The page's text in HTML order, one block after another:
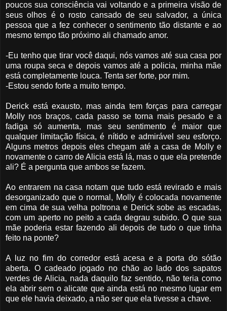
poucos sua consciência vai voltando e a primeira visão de
seus olhos é o rosto cansado de seu salvador, a única
pessoa que a fez conhecer o sentimento tão distante e ao
mesmo tempo tão próximo ali chamado amor.
-Eu tenho que tirar você daqui, nós vamos até sua casa por
uma roupa seca e depois vamos até a policia, minha mãe
está completamente louca. Tenta ser forte, por mim.
-Estou sendo forte a muito tempo.
Derick está exausto, mas ainda tem forças para carregar
Molly nos braços, cada passo se torna mais pesado e a
fadiga só aumenta, mas seu sentimento é maior que
qualquer limitação física, é nítido e admirável seu esforço.
Alguns metros depois eles chegam até a casa de Molly e
novamente o carro de Alicia está lá, mas o que ela pretende
ali? É a pergunta que ambos se fazem.
Ao entrarem na casa notam que tudo está revirado e mais
desorganizado que o normal, Molly é colocada novamente
em cima de sua velha poltrona e Derick sobe as escadas,
com um aperto no peito a cada degrau subido. O que sua
mãe poderia estar fazendo ali depois de tudo o que tinha
feito na ponte?
A luz no fim do corredor está acesa e a porta do sótão
aberta. O cadeado jogado no chão ao lado dos sapatos
verdes de Alicia, nada daquilo faz sentido, não teria como
ela abrir sem o alicate que ainda está no mesmo lugar em
que ele havia deixado, a não ser que ela tivesse a chave.